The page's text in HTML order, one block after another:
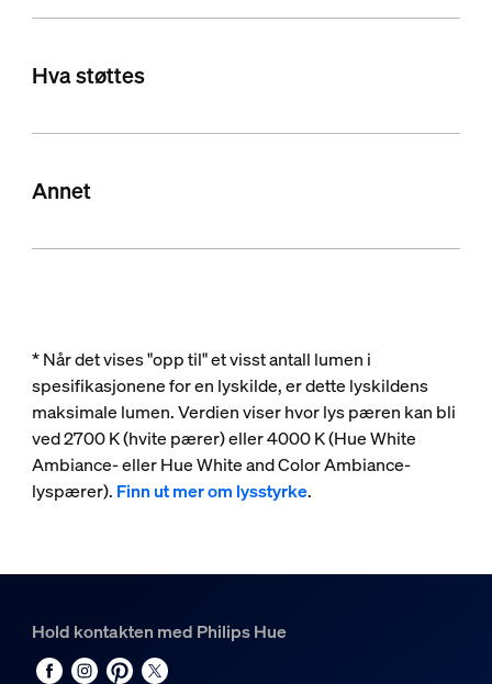
Hva støttes
Annet
* Når det vises "opp til" et visst antall lumen i
spesifikasjonene for en lyskilde, er dette lyskildens
maksimale lumen. Verdien viser hvor lys pæren kan bli
ved 2700 K (hvite pærer) eller 4000 K (Hue White
Ambiance- eller Hue White and Color Ambiance-
lyspærer). Finn ut mer om lysstyrke.
Hold kontakten med Philips Hue